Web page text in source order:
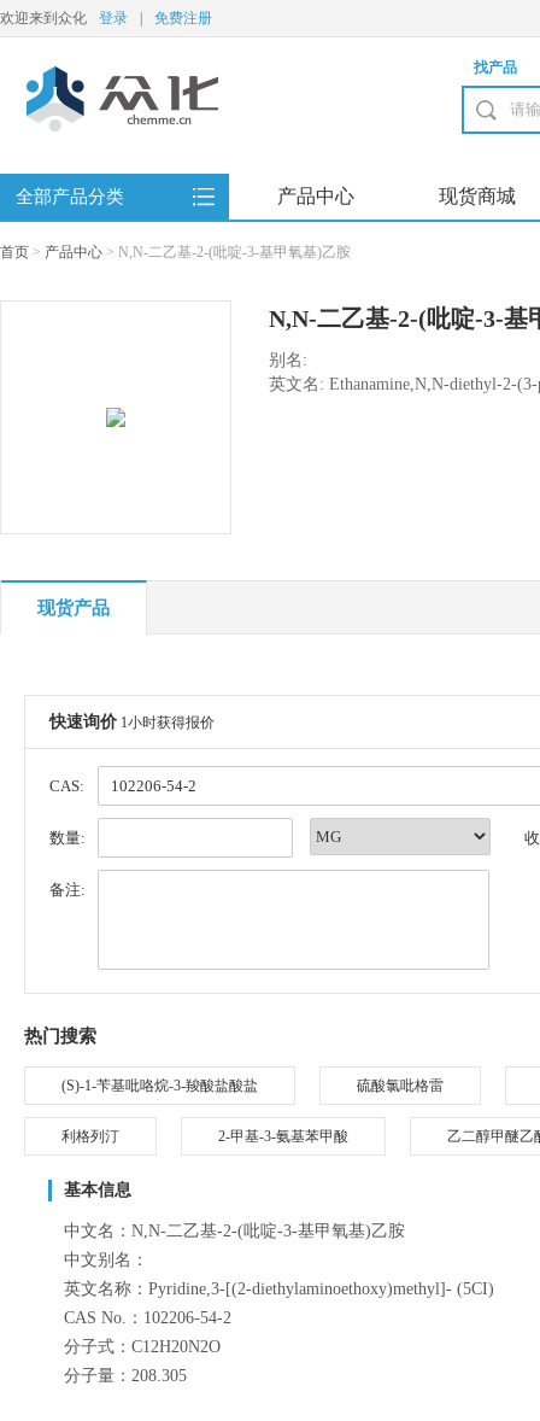
欢迎来到众化 登录 免费注册
找产品
全部产品分类 产品中心 现货商城
首页 > 产品中心 > N,N-二乙基-2-(吡啶-3-基甲氧基)乙胺
N,N-二乙基-2-(吡啶-3-基
别名:
英文名: Ethanamine,N,N-diethyl-2-
现货产品
快速询价 1小时获得报价
CAS:
数量:
备注:
热门搜索
(S)-1-苄基吡咯烷-3-羧酸盐酸盐 硫酸氯吡格雷
利格列汀 2-甲基-3-氨基苯甲酸 乙二醇甲醚乙
基本信息
中文名：N,N-二乙基-2-(吡啶-3-基甲氧基)乙胺
中文别名：
英文名称：Pyridine,3-[(2-diethylaminoethoxy)methyl]- (5CI)
CAS No.：102206-54-2
分子式：C12H20N2O
分子量：208.305